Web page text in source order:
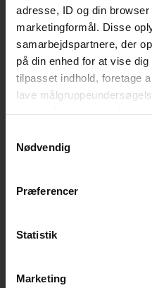
adresse, ID og din
marketingformål. Disse
samarbejdspartnere, der
på din enhed for at vise
tilpasset indhold, foretage
lave
tilbage eller ændre
"Cookiedeklaration", eller
Indsamle præcise
Identificere din
dens unikke
Nødvendig
Præferencer
Statistik
Marketing
Ved tilmelding
Kino.dks